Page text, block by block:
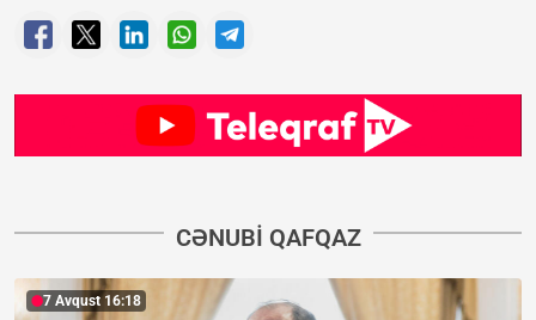
CƏNUBI QAFQAZ
7 Avqust 16:18